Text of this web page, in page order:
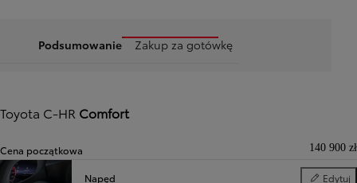
Podsumowanie Zakup za gotówkę
Toyota C-HR Comfort
Cena początkowa 140 900 zł
Napęd Edytuj